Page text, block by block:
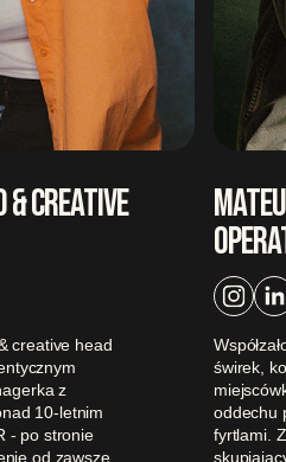
CREATIVE
creative head
z
10-letnim
- po stronie
od zawsze
świrek,
oddechu
fyrtlami.